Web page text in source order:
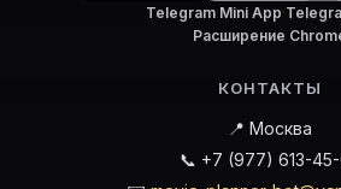
Telegram Mini App·
Расширение
КОНТАКТЫ
📍 Москва
📞 +7 (977) 613-